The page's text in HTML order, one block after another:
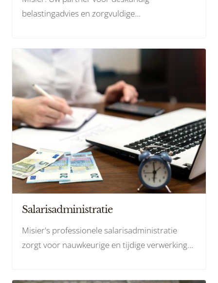
belastingadvies en zorgvuldige
Salarisadministratie
Misier's professionele salarisadministratie
zorgt voor nauwkeurige en tijdige verwerking